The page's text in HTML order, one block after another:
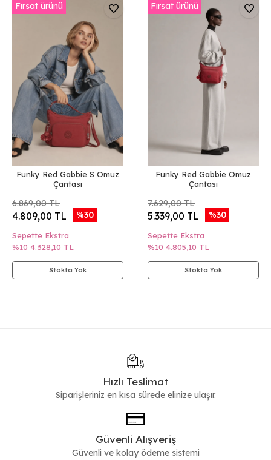
Fırsat ürünü
Funky Red Gabbie S Omuz
Çantası
6.869,00 TL
4.809,00 TL %30
Sepette Ekstra
%10 4.328,10 TL
Stokta Yok
Fırsat ürünü
Funky Red Gabbie Omuz
Çantası
7.629,00 TL
5.339,00 TL %30
Sepette Ekstra
%10 4.805,10 TL
Stokta Yok
Hızlı Teslimat
Siparişleriniz en kısa sürede elinize ulaşır.
Güvenli Alışveriş
Güvenli ve kolay ödeme sistemi